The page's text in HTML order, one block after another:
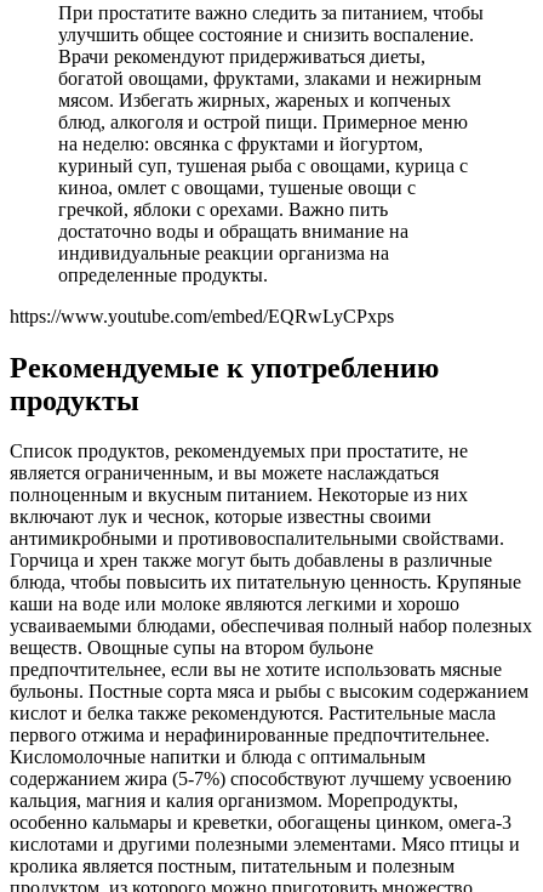
При простатите важно следить за питанием, чтобы
улучшить общее состояние и снизить воспаление.
Врачи рекомендуют придерживаться диеты,
богатой овощами, фруктами, злаками и нежирным
мясом. Избегать жирных, жареных и копченых
блюд, алкоголя и острой пищи. Примерное меню
на неделю: овсянка с фруктами и йогуртом,
куриный суп, тушеная рыба с овощами, курица с
киноа, омлет с овощами, тушеные овощи с
гречкой, яблоки с орехами. Важно пить
достаточно воды и обращать внимание на
индивидуальные реакции организма на
определенные продукты.
https://www.youtube.com/embed/EQRwLyCPxps
Рекомендуемые к употреблению
продукты
Список продуктов, рекомендуемых при простатите, не
является ограниченным, и вы можете наслаждаться
полноценным и вкусным питанием. Некоторые из них
включают лук и чеснок, которые известны своими
антимикробными и противовоспалительными свойствами.
Горчица и хрен также могут быть добавлены в различные
блюда, чтобы повысить их питательную ценность. Крупяные
каши на воде или молоке являются легкими и хорошо
усваиваемыми блюдами, обеспечивая полный набор полезных
веществ. Овощные супы на втором бульоне
предпочтительнее, если вы не хотите использовать мясные
бульоны. Постные сорта мяса и рыбы с высоким содержанием
кислот и белка также рекомендуются. Растительные масла
первого отжима и нерафинированные предпочтительнее.
Кисломолочные напитки и блюда с оптимальным
содержанием жира (5-7%) способствуют лучшему усвоению
кальция, магния и калия организмом. Морепродукты,
особенно кальмары и креветки, обогащены цинком, омега-3
кислотами и другими полезными элементами. Мясо птицы и
кролика является постным, питательным и полезным